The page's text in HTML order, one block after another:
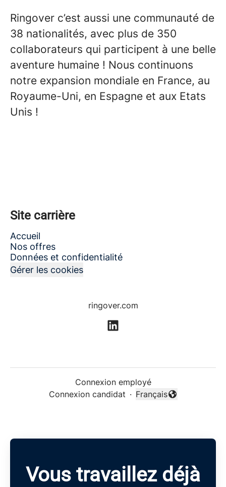
Ringover c’est aussi une communauté de
38 nationalités, avec plus de 350
collaborateurs qui participent à une belle
aventure humaine ! Nous continuons
notre expansion mondiale en France, au
Royaume-Uni, en Espagne et aux Etats
Unis !
Site carrière
Accueil
Nos offres
Données et confidentialité
Gérer les cookies
ringover.com
Connexion employé
Connexion candidat ·
Changer la langue
Français
Vous travaillez déjà